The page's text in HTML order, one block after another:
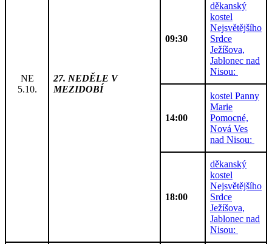
NE
5.10.
27. NEDĚLE V
MEZIDOBÍ
09:30
děkanský
kostel
Nejsvětějšího
Srdce
Ježíšova,
Jablonec nad
Nisou:
14:00
kostel Panny
Marie
Pomocné,
Nová Ves
nad Nisou:
18:00
děkanský
kostel
Nejsvětějšího
Srdce
Ježíšova,
Jablonec nad
Nisou: